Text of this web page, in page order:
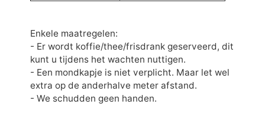
Enkele maatregelen:
- Er wordt koffie/thee/frisdrank geserveerd, dit
kunt u tijdens het wachten nuttigen.
- Een mondkapje is niet verplicht. Maar let wel
extra op de anderhalve meter afstand.
- We schudden geen handen.